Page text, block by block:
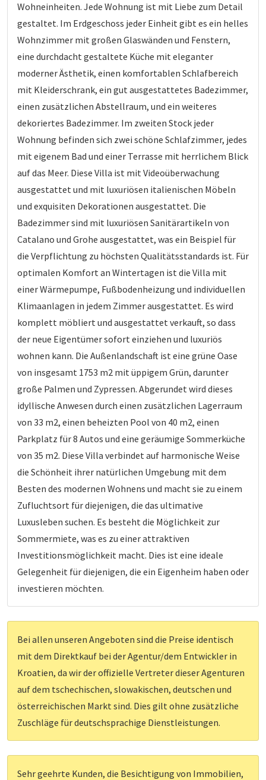
Wohneinheiten. Jede Wohnung ist mit Liebe zum Detail
gestaltet. Im Erdgeschoss jeder Einheit gibt es ein helles
Wohnzimmer mit großen Glaswänden und Fenstern,
eine durchdacht gestaltete Küche mit eleganter
moderner Ästhetik, einen komfortablen Schlafbereich
mit Kleiderschrank, ein gut ausgestattetes Badezimmer,
einen zusätzlichen Abstellraum, und ein weiteres
dekoriertes Badezimmer. Im zweiten Stock jeder
Wohnung befinden sich zwei schöne Schlafzimmer, jedes
mit eigenem Bad und einer Terrasse mit herrlichem Blick
auf das Meer. Diese Villa ist mit Videoüberwachung
ausgestattet und mit luxuriösen italienischen Möbeln
und exquisiten Dekorationen ausgestattet. Die
Badezimmer sind mit luxuriösen Sanitärartikeln von
Catalano und Grohe ausgestattet, was ein Beispiel für
die Verpflichtung zu höchsten Qualitätsstandards ist. Für
optimalen Komfort an Wintertagen ist die Villa mit
einer Wärmepumpe, Fußbodenheizung und individuellen
Klimaanlagen in jedem Zimmer ausgestattet. Es wird
komplett möbliert und ausgestattet verkauft, so dass
der neue Eigentümer sofort einziehen und luxuriös
wohnen kann. Die Außenlandschaft ist eine grüne Oase
von insgesamt 1753 m2 mit üppigem Grün, darunter
große Palmen und Zypressen. Abgerundet wird dieses
idyllische Anwesen durch einen zusätzlichen Lagerraum
von 33 m2, einen beheizten Pool von 40 m2, einen
Parkplatz für 8 Autos und eine geräumige Sommerküche
von 35 m2. Diese Villa verbindet auf harmonische Weise
die Schönheit ihrer natürlichen Umgebung mit dem
Besten des modernen Wohnens und macht sie zu einem
Zufluchtsort für diejenigen, die das ultimative
Luxusleben suchen. Es besteht die Möglichkeit zur
Sommermiete, was es zu einer attraktiven
Investitionsmöglichkeit macht. Dies ist eine ideale
Gelegenheit für diejenigen, die ein Eigenheim haben oder
investieren möchten.
Bei allen unseren Angeboten sind die Preise identisch
mit dem Direktkauf bei der Agentur/dem Entwickler in
Kroatien, da wir der offizielle Vertreter dieser Agenturen
auf dem tschechischen, slowakischen, deutschen und
österreichischen Markt sind. Dies gilt ohne zusätzliche
Zuschläge für deutschsprachige Dienstleistungen.
Sehr geehrte Kunden, die Besichtigung von Immobilien,